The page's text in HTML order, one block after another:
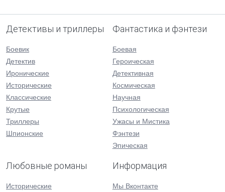
Детективы и триллеры
Боевик
Детектив
Иронические
Исторические
Классические
Крутые
Триллеры
Шпионские
Фантастика и фэнтези
Боевая
Героическая
Детективная
Космическая
Научная
Психологическая
Ужасы и Мистика
Фэнтези
Эпическая
Любовные романы
Исторические
Информация
Мы Вконтакте